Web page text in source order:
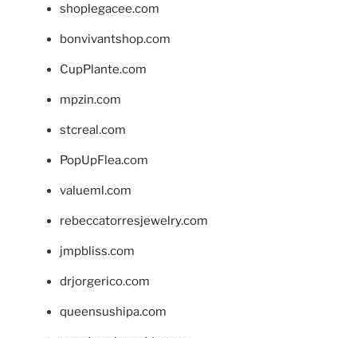
shoplegacee.com
bonvivantshop.com
CupPlante.com
mpzin.com
stcreal.com
PopUpFlea.com
valueml.com
rebeccatorresjewelry.com
jmpbliss.com
drjorgerico.com
queensushipa.com